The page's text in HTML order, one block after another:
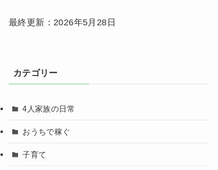
最終更新：2026年5月28日
カテゴリー
4人家族の日常
おうちで稼ぐ
子育て